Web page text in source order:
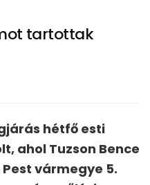
tartottak
hétfő esti
ahol Tuzson Bence
vármegye 5.